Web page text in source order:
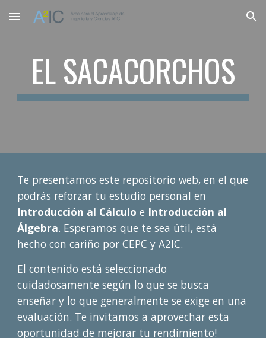
Skip to main content Skip to navigation
EL SACACORCHOS
Te presentamos este repositorio web, en el que
podrás reforzar tu estudio personal en
Introducción al Cálculo e Introducción al
Álgebra. Esperamos que te sea útil, está
hecho con cariño por CEPC y A2IC.
El contenido está seleccionado
cuidadosamente según lo que se busca
enseñar y lo que generalmente se exige en una
evaluación. Te invitamos a aprovechar esta
oportunidad de mejorar tu rendimiento!